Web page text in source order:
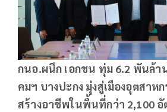
กนอ.ผนึก เอกชน ทุ่ม 6.2 พันล้
คมฯ บางปะกง มุ่งสู่เมืองอุตสาห
สร้างอาชีพในพื้นที่กว่า 2,100 อั